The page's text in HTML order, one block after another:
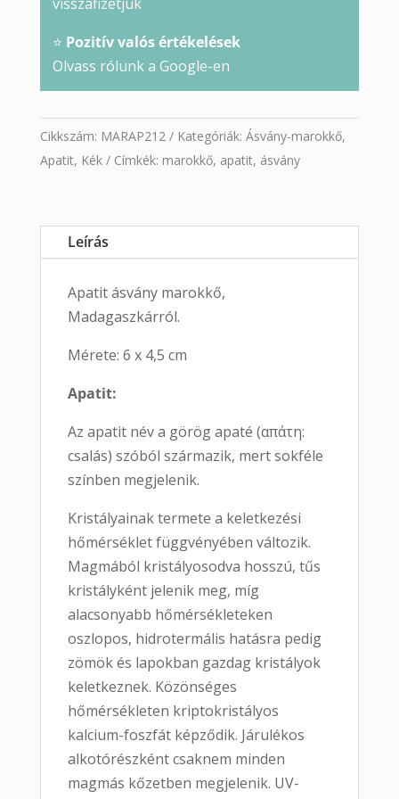
visszafizetjük
⭐ Pozitív valós értékelések
Olvass rólunk a Google-en
Cikkszám: MARAP212 Kategóriák: Ásvány-marokkő,
Apatit, Kék Címkék: marokkő, apatit, ásvány
Leírás
Apatit ásvány marokkő,
Madagaszkárról.
Mérete: 6 x 4,5 cm
Apatit:
Az apatit név a görög apaté (απάτη:
csalás) szóból származik, mert sokféle
színben megjelenik.
Kristályainak termete a keletkezési
hőmérséklet függvényében változik.
Magmából kristályosodva hosszú, tűs
kristályként jelenik meg, míg
alacsonyabb hőmérsékleteken
oszlopos, hidrotermális hatásra pedig
zömök és lapokban gazdag kristályok
keletkeznek. Közönséges
hőmérsékleten kriptokristályos
kalcium-foszfát képződik. Járulékos
alkotórészként csaknem minden
magmás kőzetben megjelenik. UV-